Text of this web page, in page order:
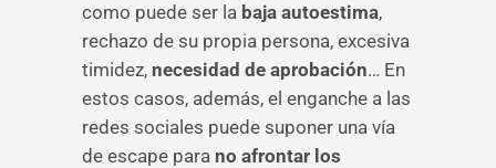
como puede ser la baja autoestima,
rechazo de su propia persona, excesiva
timidez, necesidad de aprobación… En
estos casos, además, el enganche a las
redes sociales puede suponer una vía
de escape para no afrontar los